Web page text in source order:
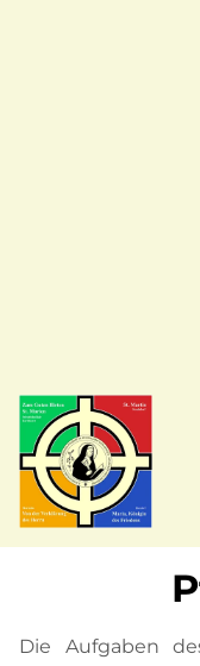
Die Aufgaben